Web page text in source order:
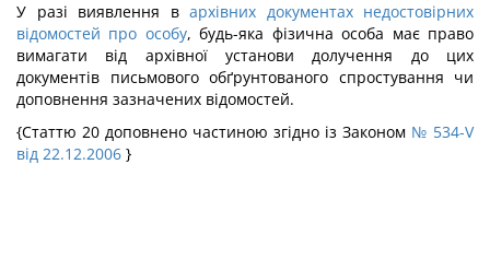
У разі виявлення в архівних документах недостовірних
відомостей про особу, будь-яка фізична особа має право
вимагати від архівної установи долучення до цих
документів письмового обґрунтованого спростування чи
доповнення зазначених відомостей.
{Статтю 20 доповнено частиною згідно із Законом № 534-V
від 22.12.2006 }